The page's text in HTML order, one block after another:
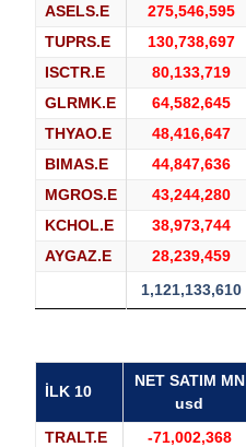
ASELS.E
275,546,595
TUPRS.E
130,738,697
ISCTR.E
80,133,719
GLRMK.E
64,582,645
THYAO.E
48,416,647
BIMAS.E
44,847,636
MGROS.E
43,244,280
KCHOL.E
38,973,744
AYGAZ.E
28,239,459
1,121,133,610
İLK 10
NET SATIM MN
usd
TRALT.E
-71,002,368